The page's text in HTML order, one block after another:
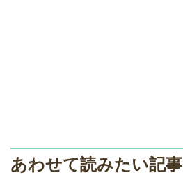
あわせて読みたい記事